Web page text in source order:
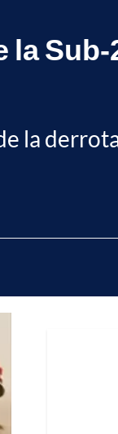
la
la